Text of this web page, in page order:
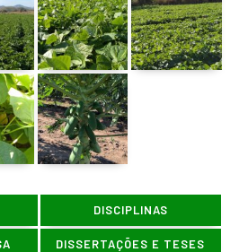
DISCIPLINAS
DISSERTAÇÕES E TESES